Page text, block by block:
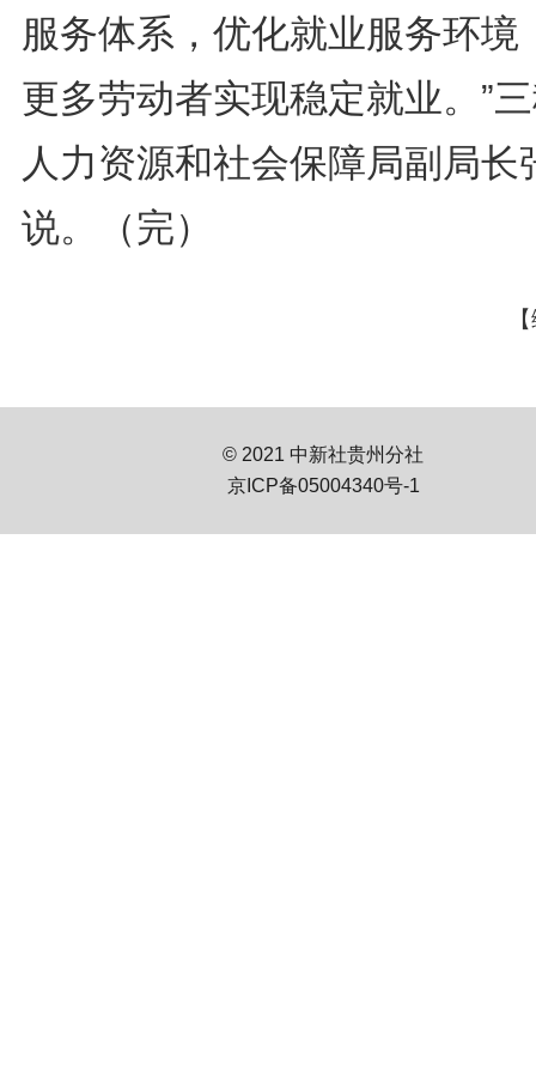
服务体系，优化就业服务环境
更多劳动者实现稳定就业。”
人力资源和社会保障局副局长
说。（完）
© 2021 中新社贵州分社
京ICP备05004340号-1